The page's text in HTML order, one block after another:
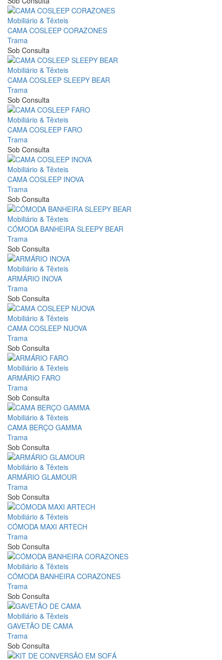
Mobiliário & Têxteis
CAMA COSLEEP CORAZONES
Trama
Sob Consulta
Mobiliário & Têxteis
CAMA COSLEEP SLEEPY BEAR
Trama
Sob Consulta
Mobiliário & Têxteis
CAMA COSLEEP FARO
Trama
Sob Consulta
Mobiliário & Têxteis
CAMA COSLEEP INOVA
Trama
Sob Consulta
Mobiliário & Têxteis
CÓMODA BANHEIRA SLEEPY BEAR
Trama
Sob Consulta
Mobiliário & Têxteis
ARMÁRIO INOVA
Trama
Sob Consulta
Mobiliário & Têxteis
CAMA COSLEEP NUOVA
Trama
Sob Consulta
Mobiliário & Têxteis
ARMÁRIO FARO
Trama
Sob Consulta
Mobiliário & Têxteis
CAMA BERÇO GAMMA
Trama
Sob Consulta
Mobiliário & Têxteis
ARMÁRIO GLAMOUR
Trama
Sob Consulta
Mobiliário & Têxteis
CÓMODA MAXI ARTECH
Trama
Sob Consulta
Mobiliário & Têxteis
CÓMODA BANHEIRA CORAZONES
Trama
Sob Consulta
Mobiliário & Têxteis
GAVETÃO DE CAMA
Trama
Sob Consulta